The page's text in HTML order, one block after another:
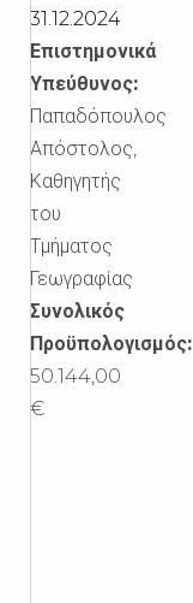
31.12.2024
Επιστημονικά
Υπεύθυνος:
Παπαδόπουλος
Απόστολος,
Καθηγητής
του
Τμήματος
Γεωγραφίας
Συνολικός
Προϋπολογισμός:
50.144,00
€